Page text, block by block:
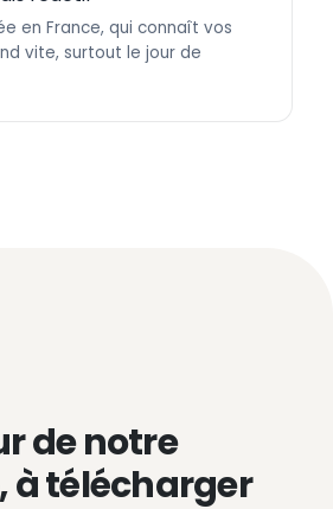
en France, qui connaît vos
vite, surtout le jour de
de notre
à télécharger